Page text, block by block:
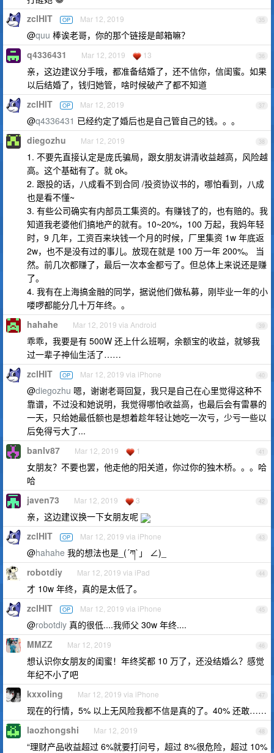
35
zclHIT OP Mar 12, 2019
@quu 棒诶老哥，你的那个链接是邮箱嘛？
36
q4336431 Mar 12, 2019 13
亲，这边建议分手哦，都准备结婚了，还不信你，信闺蜜。如果
以后结婚了，钱归她管，啥时候破产了都不知道
37
zclHIT OP Mar 12, 2019
@q4336431 已经约定了婚后也是自己管自己的钱。。。
38
diegozhu Mar 12, 2019
1. 不要先直接认定是庞氏骗局，跟女朋友讲清收益越高，风险越
高。这个基础有了。就 ok。
2. 跟投的话，八成看不到合同 /投资协议书的，哪怕看到，八成
也是看不懂~
3. 有些公司确实有内部员工集资的。有赚钱了的，也有赔的。我
知道我老婆他们搞地产的就有。10~20%，100 万起，我妈年轻
时，9 几年，工资百来块钱一个月的时候，厂里集资 1w 年底返
2w，也不是没有过的事儿。放现在就是 100 万一年 200%。 当
然。前几次都赚了，最后一次本金都亏了。但总体上来说还是赚
了。
4. 我有在上海搞金融的同学，据说他们做私募，刚毕业一年的小
喽啰都能分几十万年终。。
39
hahahe Mar 12, 2019 via Android
乖乖，我要是有 500W 还上什么班啊，余额宝的收益，就够我
过一辈子神仙生活了……
40
zclHIT OP Mar 12, 2019 via iPhone
@diegozhu 嗯，谢谢老哥回复，我只是自己在心里觉得这种不
靠谱，不过没和她说明，我觉得哪怕收益高，也最后会有雷暴的
一天，只给她最低额也是想着趁年轻让她吃一次亏，少亏一些以
后免得亏大了...
41
banlv87 Mar 12, 2019 1
女朋友？不要也罢，他走他的阳关道，你过你的独木桥。。。哈
哈
42
javen73 Mar 12, 2019 3
亲，这边建议换一下女朋友呢
43
zclHIT OP Mar 12, 2019 via iPhone
@hahahe 我的想法也是_(´ཀ`」 ∠)_
44
robotdiy Mar 12, 2019 via iPad
才 10w 年终，真的是太低了。
45
zclHIT OP Mar 12, 2019 via iPhone
@robotdiy 真的很低....我师父 30w 年终....
46
MMZZ Mar 12, 2019
想认识你女朋友的闺蜜！年终奖都 10 万了，还没结婚么？感觉
年纪不小了吧
47
kxxoling Mar 12, 2019 via iPhone
现在的行情，5% 以上无风险我都不信是真的了。40% 还敢……
48
laozhongshi Mar 12, 2019
“理财产品收益超过 6%就要打问号，超过 8%很危险，超过 10%